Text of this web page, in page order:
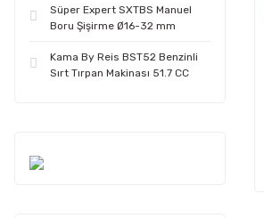
Süper Expert SXTBS Manuel
Boru Şişirme Ø16-32 mm
Kama By Reis BST52 Benzinli
Sırt Tırpan Makinası 51.7 CC